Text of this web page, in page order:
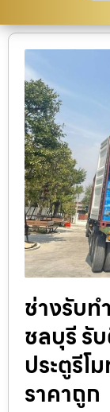
ช่างรับท
ชลบุรี รั
ประตูรีโ
ราคาถูก